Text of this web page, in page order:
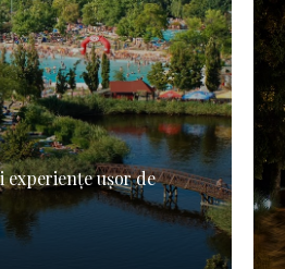
experiențe ușor de